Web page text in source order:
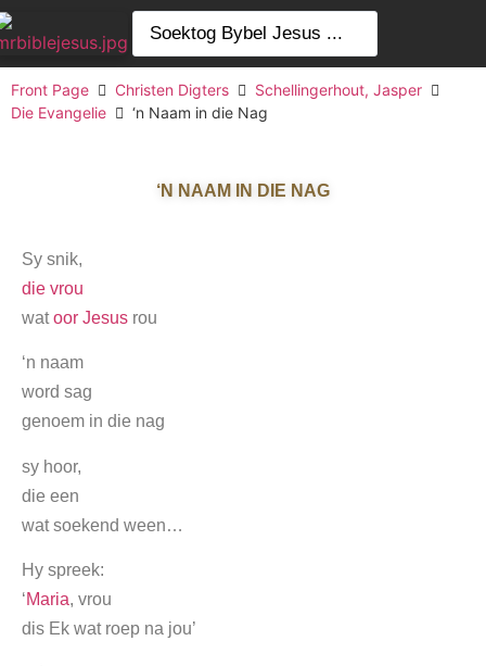
Front Page Christen Digters
Schellingerhout, Jasper
Die Evangelie
‘n Naam in die Nag
‘N NAAM IN DIE NAG
Sy snik,
die vrou
watoor Jesus rou
‘n naam
word sag
genoem in die nag
sy hoor,
die een
wat soekend ween…
Hy spreek:
‘Maria, vrou
dis Ek wat roep na jou’